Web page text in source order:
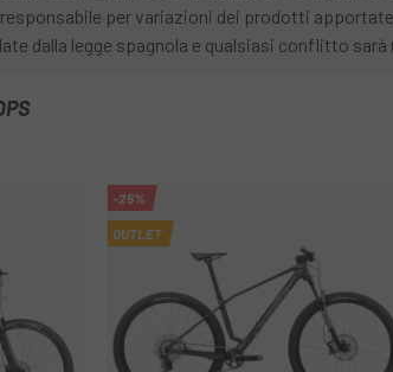
per variazioni dei prodotti
dalla legge spagnola e qualsiasi conflitto
-25%
OUTLET